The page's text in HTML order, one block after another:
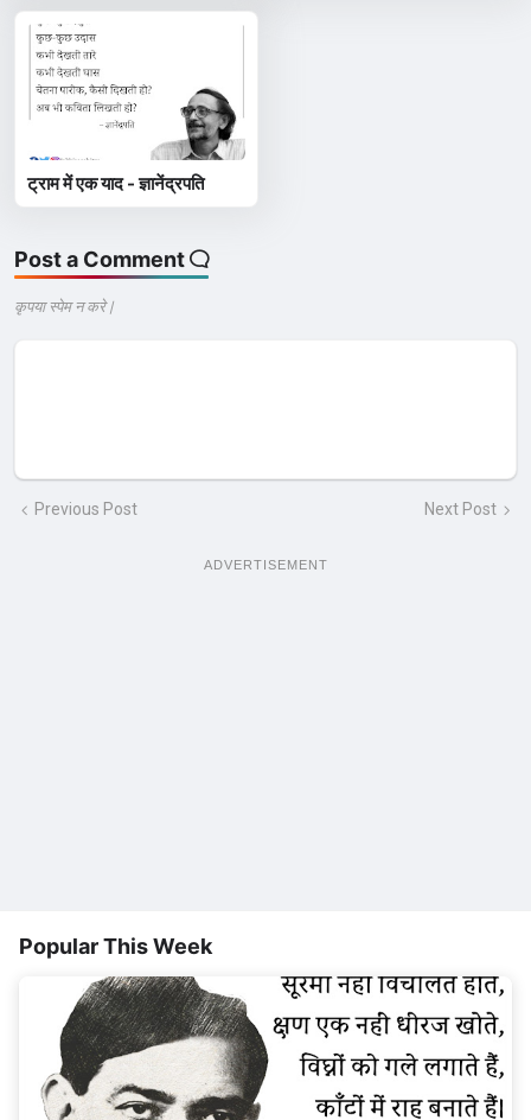
ट्राम में एक याद - ज्ञानेंद्रपति
Post a Comment
कृपया स्पेम न करे |
Previous Post Next Post
ADVERTISEMENT
Popular This Week